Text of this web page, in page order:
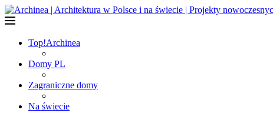
Top!Archinea
Domy PL
Zagraniczne domy
Na świecie